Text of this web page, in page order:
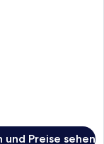
und Preise sehen